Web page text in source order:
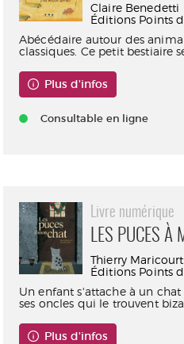
Claire Benedetti
Éditions Points
Abécédaire autour des
classiques. Ce petit bestiaire
Plus d'infos
Consultable en ligne
Livre numérique
LES PUCES À
Thierry Maricourt
Éditions Points
Un enfant s'attache à un
ses oncles qui le trouvent
Plus d'infos